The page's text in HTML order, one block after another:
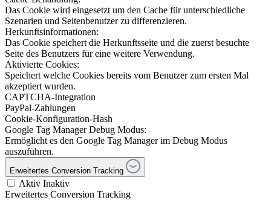
Das Cookie wird eingesetzt um den Cache für unterschiedliche
Szenarien und Seitenbenutzer zu differenzieren.
Herkunftsinformationen:
Das Cookie speichert die Herkunftsseite und die zuerst besuchte
Seite des Benutzers für eine weitere Verwendung.
Aktivierte Cookies:
Speichert welche Cookies bereits vom Benutzer zum ersten Mal
akzeptiert wurden.
CAPTCHA-Integration
PayPal-Zahlungen
Cookie-Konfiguration-Hash
Google Tag Manager Debug Modus:
Ermöglicht es den Google Tag Manager im Debug Modus
auszuführen.
Erweitertes Conversion Tracking
Aktiv Inaktiv
Erweitertes Conversion Tracking